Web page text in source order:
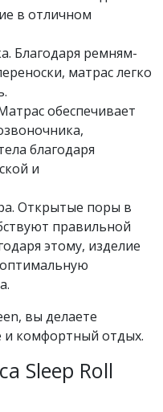
в отличном
Благодаря ремням-
матрас легко
обеспечивает
благодаря
и
Открытые поры в
правильной
этому, изделие
вы делаете
и комфортный отдых.
Sleep Roll